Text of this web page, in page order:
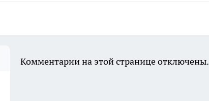
Комментарии на этой странице отключены.